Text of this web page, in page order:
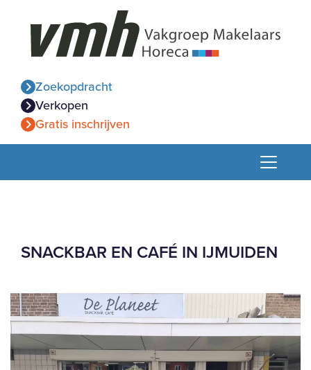
Zoekopdracht
Verkopen
Gratis inschrijven
SNACKBAR EN CAFÉ IN IJMUIDEN